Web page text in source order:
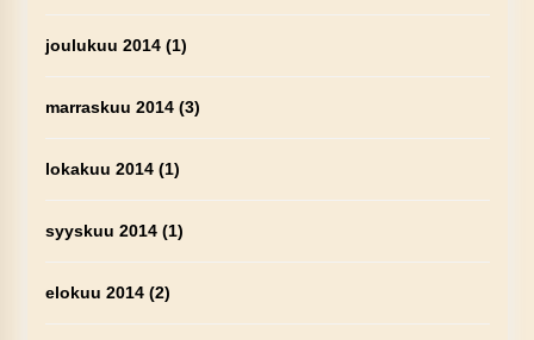
joulukuu 2014(1)
marraskuu 2014(3)
lokakuu 2014(1)
syyskuu 2014(1)
elokuu 2014(2)